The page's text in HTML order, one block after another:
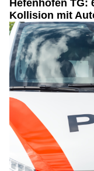
Hefenhofen TG:
Kollision mit